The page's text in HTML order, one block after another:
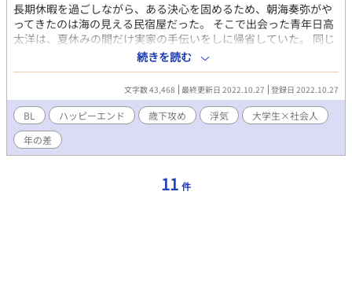
長期休暇を過ごしながら、ある決心を固めるため、朝海奏弥がや
ってきたのは海の見える民宿屋だった。 そこで出会った青年日高
太洋は、夏休みの間だけ実家の手伝いをしに帰省していた。 同じ
屋根の下で過ごすうち、次第に太洋に惹かれていく奏弥だった
が、同性との恋愛で受けたトラウマによってあと一歩を踏み出せ
ない。 ある夜、奏弥がずっと持ち歩いていた『捨て切れなかった
物』を失くしたことで二人の関係が急展開を迎える……。 お互い
の過去を支え合う、大学生と社会人の歳の差BL。
続きを読む
文字数 43,468 最終更新日 2022.10.27 登録日 2022.10.27
BL ハッピーエンド 歳下攻め 浮気
大学生×社会人
年の差
11 件